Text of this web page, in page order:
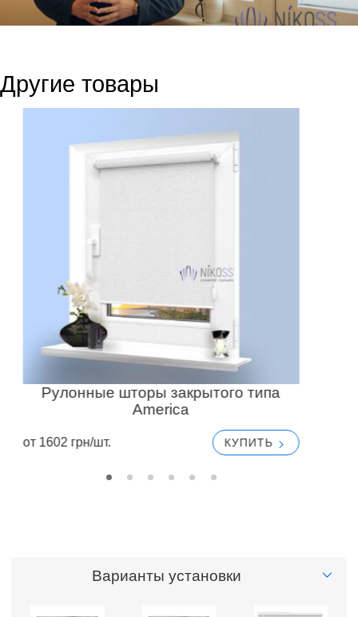
Другие товары
Рулонные шторы закрытого типа
America
от 1602 грн/шт. КУПИТЬ
Варианты установки